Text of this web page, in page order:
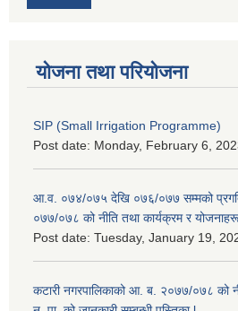
योजना तथा परियोजना
SIP (Small Irrigation Programme)
Post date: Monday, February 6,
आ.व. ०७४/०७५ देखि ०७६/०७७ सम्मको
०७७/०७८ को नीति तथा कार्यक्रम र योजनाहरू
Post date: Tuesday, January 19,
कटारी नगरपालिकाको आ. ब. २०७७/०७८ को